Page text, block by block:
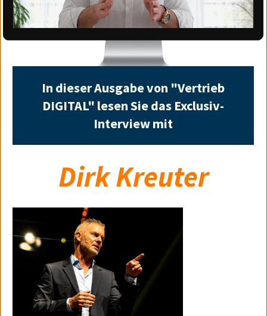
In dieser Ausgabe von "Vertrieb
DIGITAL" lesen Sie das Exclusiv-
Interview mit
Dirk Kreuter